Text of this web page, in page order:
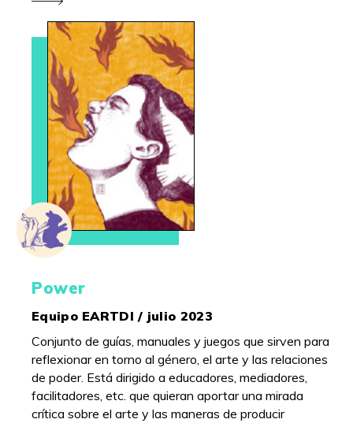
Power
Equipo EARTDI / julio 2023
Conjunto de guías, manuales y juegos que sirven para
reflexionar en torno al género, el arte y las relaciones
de poder. Está dirigido a educadores, mediadores,
facilitadores, etc. que quieran aportar una mirada
crítica sobre el arte y las maneras de producir